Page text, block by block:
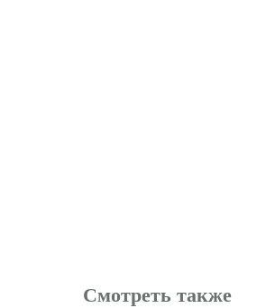
Смотреть также